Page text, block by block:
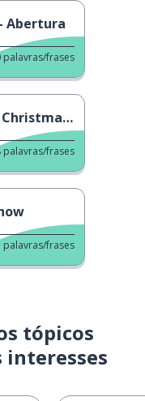
Abertura
palavras/frases
Song
palavras/frases
palavras/frases
tópicos
interesses